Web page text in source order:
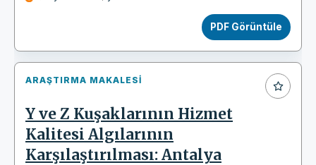
PDF Görüntüle
ARAŞTIRMA MAKALESI
Y ve Z Kuşaklarının Hizmet
Kalitesi Algılarının
Karşılaştırılması: Antalya